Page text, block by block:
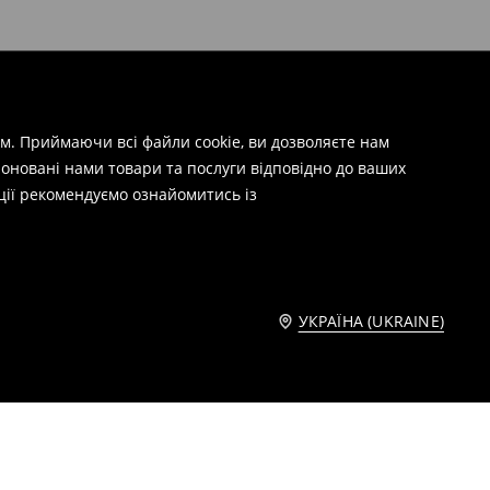
Приймаючи всі файли cookie, ви дозволяєте нам
нами товари та послуги відповідно до ваших
рекомендуємо ознайомитись із
УКРАЇНА (UKRAINE)